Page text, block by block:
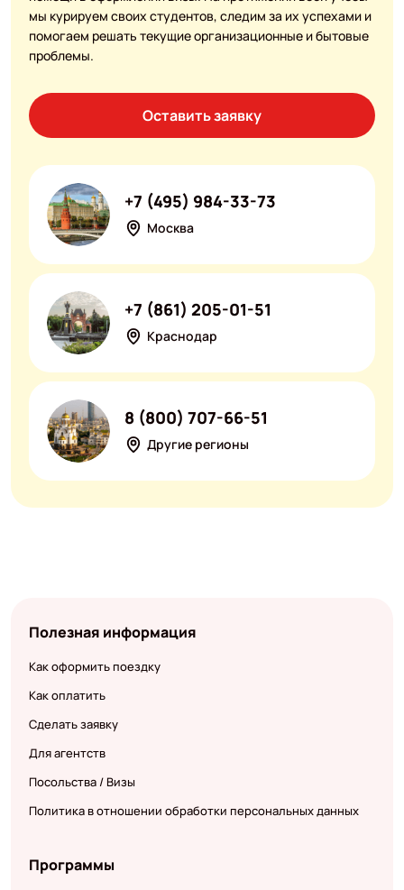
мы курируем своих студентов, следим за их успехами и
помогаем решать текущие организационные и бытовые
проблемы.
Оставить заявку
Москва
+7 (495) 984-33-73
Краснодар
+7 (861) 205-01-51
Другие регионы
8 (800) 707-66-51
Полезная информация
Как оформить поездку
Как оплатить
Сделать заявку
Для агентств
Посольства / Визы
Политика в отношении обработки персональных данных
Программы